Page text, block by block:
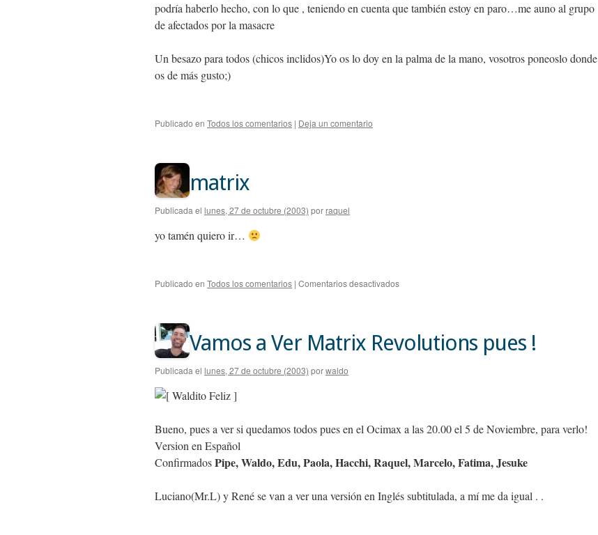
podría haberlo hecho, con lo que , teniendo en cuenta que también estoy en paro…me auno al grupo
de afectados por la masacre
Un besazo para todos (chicos inclidos)Yo os lo doy en la palma de la mano, vosotros poneoslo donde
os de más gusto;)
Publicado en Todos los comentarios | Deja un comentario
matrix
Publicada el lunes, 27 de octubre (2003) por raquel
yo tamén quiero ir…
Publicado en Todos los comentarios | Comentarios desactivadosen
Vamos a Ver Matrix Revolutions pues !
Publicada el lunes, 27 de octubre (2003) porwaldo
Bueno, pues a ver si quedamos todos pues en el Ocimax a las 20.00 el 5 de Noviembre, para verlo!
Version en Español
ConfirmadosPipe, Waldo, Edu, Paola, Hacchi, Raquel, Marcelo, Fatima, Jesuke
Luciano(Mr.L) y René se van a ver una versión en Inglés subtitulada, a mí me da igual . .